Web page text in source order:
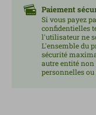
Paiement
Si vous payez
confidentielles
l'utilisateur ne
L'ensemble du
sécurité
autre entité non
personnelles
sans sel, sans
huiles ajoutées.
intéressante de
parfaitement à
végétaliens, aux
au lactose.